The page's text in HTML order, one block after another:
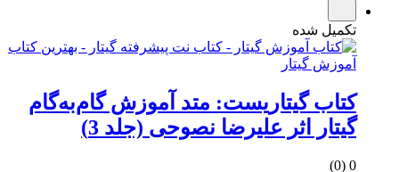
تکمیل شده
کتاب گیتاریست: متد آموزش گام‌به‌گام
گیتار اثر علیرضا نصوحی (جلد 3)
0 (0)